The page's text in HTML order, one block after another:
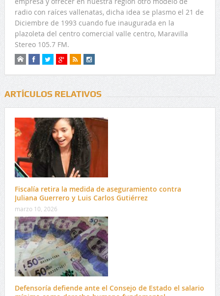
radio con raíces vallenatas, dicha idea se plasmo el 21 de
Diciembre de 1993 cuando fue inaugurada en la
plazoleta del centro comercial valle centro, Maravilla
Stereo 105.7 FM.
ARTÍCULOS RELATIVOS
Fiscalía retira la medida de aseguramiento contra
Juliana Guerrero y Luis Carlos Gutiérrez
marzo 10, 2026
Defensoría defiende ante el Consejo de Estado el salario